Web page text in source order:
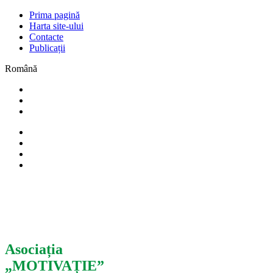
Prima pagină
Harta site-ului
Contacte
Publicații
Română
Asociația
„MOTIVAȚIE”